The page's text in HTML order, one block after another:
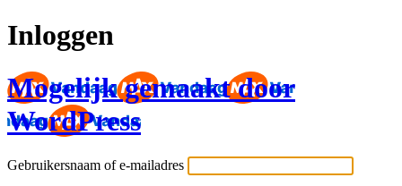
Inloggen
Mogelijk gemaakt door
WordPress
Gebruikersnaam of e-mailadres